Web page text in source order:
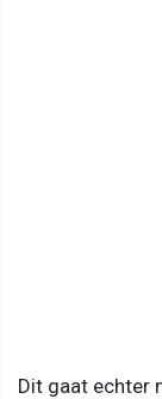
Dit gaat echter